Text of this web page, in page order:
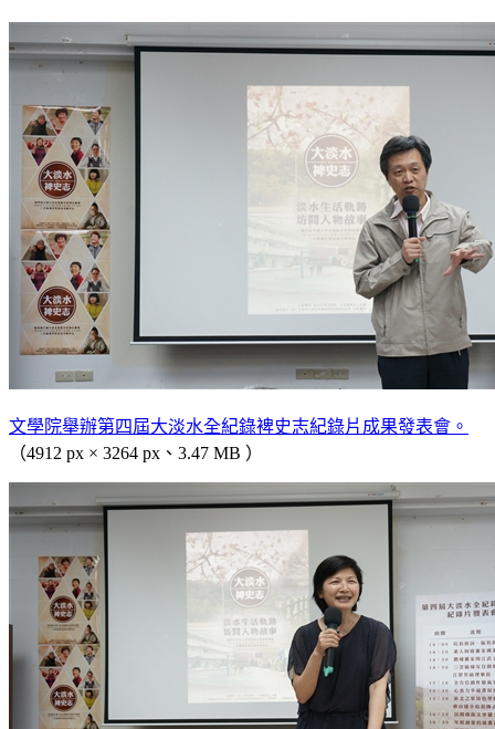
文學院舉辦第四屆大淡水全紀錄裨史志紀錄片成果發表會。
（4912 px × 3264 px、3.47 MB ）